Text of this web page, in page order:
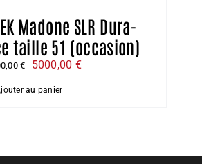
Madone SLR Dura-
taille 51 (occasion)
€
Le
initial
5000,00 €Le
au panier